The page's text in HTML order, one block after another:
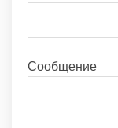
Сообщение